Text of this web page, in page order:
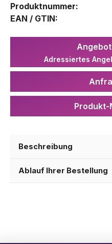
Produktnummer:
EAN / GTIN:
Adressiertes
Beschreibung
Ablauf Ihrer Bestellung